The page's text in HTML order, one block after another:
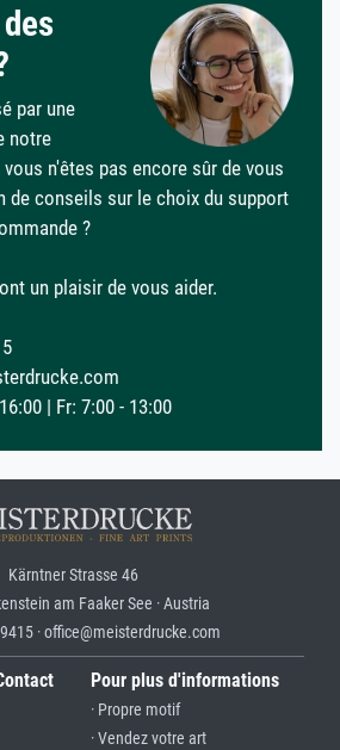
par une
notre
n'êtes pas encore sûr de vous
de conseils sur le choix du support
?
un plaisir de vous aider.
| Fr: 7:00 - 13:00
Kärntner Strasse 46
am Faaker See · Austria
· office@meisterdrucke.com
Pour plus d'informations
· Propre motif
· Vendez votre art